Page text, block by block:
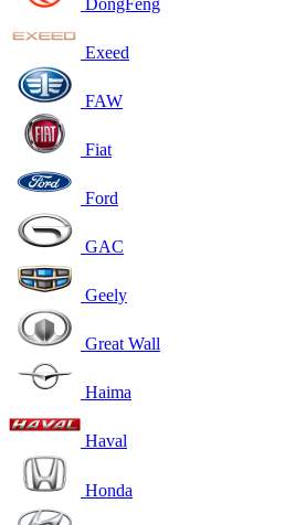
DongFeng
Exeed
FAW
Fiat
Ford
GAC
Geely
Great Wall
Haima
Haval
Honda